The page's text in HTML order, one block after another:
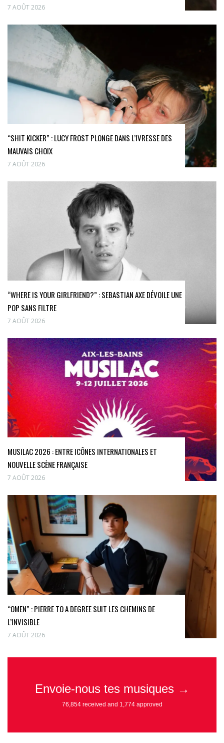
7 AOÛT 2026
“SHIT KICKER” : LUCY FROST PLONGE DANS L’IVRESSE DES
MAUVAIS CHOIX
7 AOÛT 2026
“WHERE IS YOUR GIRLFRIEND?” : SEBASTIAN AXE DÉVOILE UNE
POP SANS FILTRE
7 AOÛT 2026
MUSILAC 2026 : ENTRE ICÔNES INTERNATIONALES ET
NOUVELLE SCÈNE FRANÇAISE
7 AOÛT 2026
“OMEN” : PIERRE TO A DEGREE SUIT LES CHEMINS DE
L’INVISIBLE
7 AOÛT 2026